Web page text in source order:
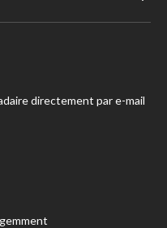
directement par e-mail